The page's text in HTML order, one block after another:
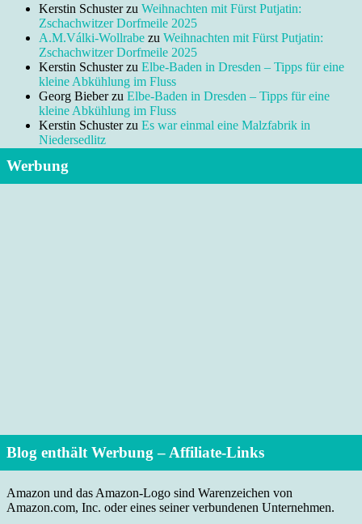
Kerstin Schusterzu Weihnachten mit Fürst Putjatin:
Zschachwitzer Dorfmeile 2025
A.M.Válki-Wollrabe zu Weihnachten mit Fürst Putjatin:
Zschachwitzer Dorfmeile 2025
Kerstin Schusterzu Elbe-Baden in Dresden – Tipps für eine
kleine Abkühlung im Fluss
Georg Bieberzu Elbe-Baden in Dresden – Tipps für eine
kleine Abkühlung im Fluss
Kerstin Schusterzu Es war einmal eine Malzfabrik in
Niedersedlitz
Werbung
Blog enthält Werbung – Affiliate-Links
Amazon und das Amazon-Logo sind Warenzeichen von
Amazon.com, Inc. oder eines seiner verbundenen Unternehmen.